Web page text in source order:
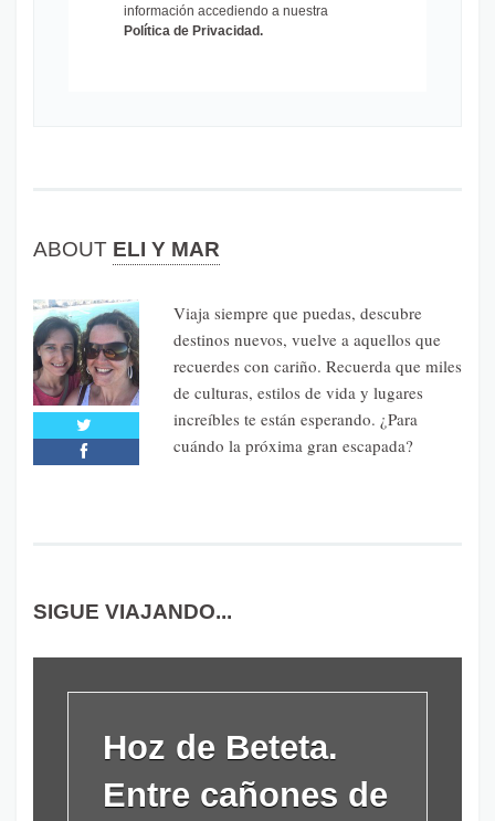
información accediendo a nuestra
Política de Privacidad.
ABOUT ELI Y MAR
Viaja siempre que puedas, descubre
destinos nuevos, vuelve a aquellos que
recuerdes con cariño. Recuerda que miles
de culturas, estilos de vida y lugares
increíbles te están esperando. ¿Para
cuándo la próxima gran escapada?
SIGUE VIAJANDO...
Hoz de Beteta.
Entre cañones de